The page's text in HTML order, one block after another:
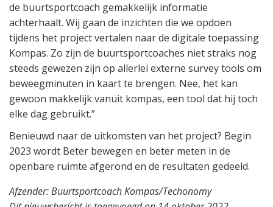
de buurtsportcoach gemakkelijk informatie
achterhaalt. Wij gaan de inzichten die we opdoen
tijdens het project vertalen naar de digitale toepassing
Kompas. Zo zijn de buurtsportcoaches niet straks nog
steeds gewezen zijn op allerlei externe survey tools om
beweegminuten in kaart te brengen. Nee, het kan
gewoon makkelijk vanuit kompas, een tool dat hij toch
elke dag gebruikt.”
Benieuwd naar de uitkomsten van het project? Begin
2023 wordt Beter bewegen en beter meten in de
openbare ruimte afgerond en de resultaten gedeeld.
Afzender: Buurtsportcoach Kompas/Techonomy